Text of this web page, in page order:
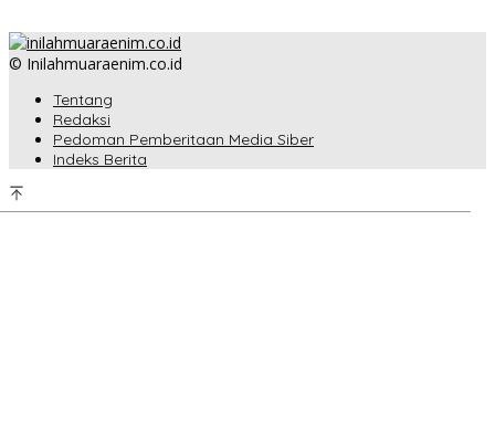
© Inilahmuaraenim.co.id
Tentang
Redaksi
Pedoman Pemberitaan Media Siber
Indeks Berita